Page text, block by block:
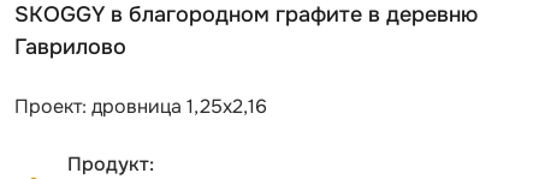
SKOGGY в благородном графите в деревню
Гаврилово
Проект: дровница 1,25х2,16
Продукт